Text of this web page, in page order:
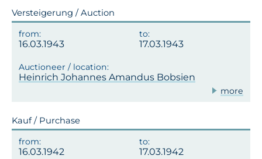
Versteigerung / Auction
16.03.1943 17.03.1943
Heinrich Johannes Amandus Bobsien
more
Kauf / Purchase
16.03.1942 17.03.1942